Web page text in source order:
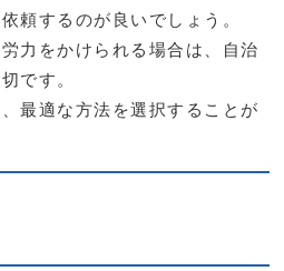
頼するのが良いでしょう。
力をかけられる場合は、自治
です。
最適な方法を選択することが